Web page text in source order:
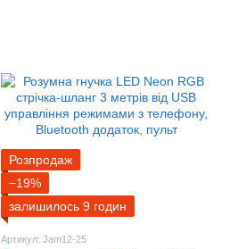
Розпродаж
−19%
залишилось 9 годин
Артикул: Jam12-25